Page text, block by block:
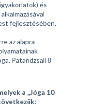
és
fejlesztésében,
az alapra
Patandzsali 8
a „Jóga 10